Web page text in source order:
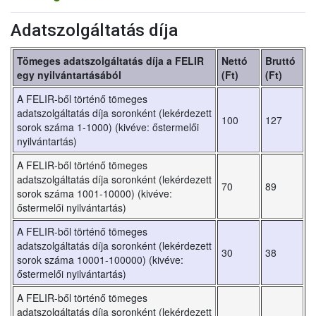
Adatszolgáltatás díja
Tömeges adatszolgáltatás díja a FELIR
egy nyilvántartásából
Nettó
(Ft)
Bruttó
(Ft)
A FELIR-ből történő tömeges
adatszolgáltatás díja soronként (lekérdezett
sorok száma 1-1000) (kivéve: őstermelői
nyilvántartás)
100 127
A FELIR-ből történő tömeges
adatszolgáltatás díja soronként (lekérdezett
sorok száma 1001-10000) (kivéve:
őstermelői nyilvántartás)
70 89
A FELIR-ből történő tömeges
adatszolgáltatás díja soronként (lekérdezett
sorok száma 10001-100000) (kivéve:
őstermelői nyilvántartás)
30 38
A FELIR-ből történő tömeges
adatszolgáltatás díja soronként (lekérdezett